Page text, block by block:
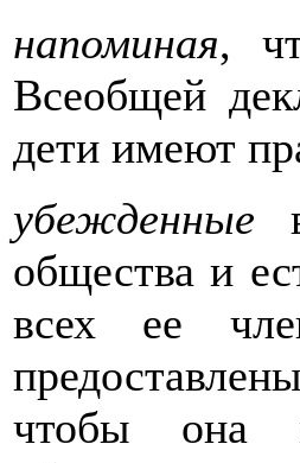
напоминая,
Всеобщей
дети имеют
убежденные
общества и
всех ее
чтобы она